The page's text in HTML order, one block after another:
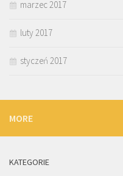
marzec 2017
luty 2017
styczeń 2017
MORE
KATEGORIE